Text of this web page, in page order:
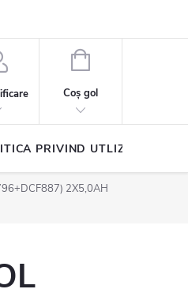
COŞ
CUMPĂRĂTURI
Coş gol
PRIVIND UTLIZAREA
2X5,0AH